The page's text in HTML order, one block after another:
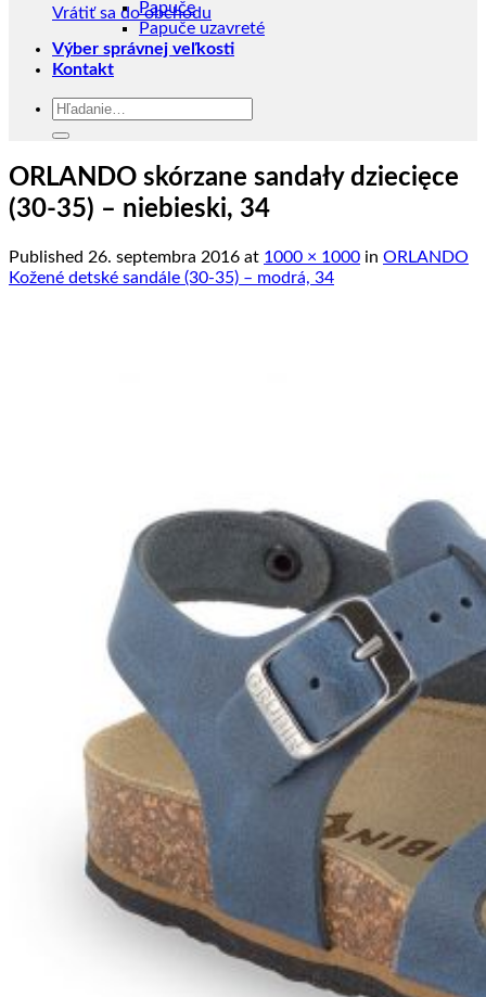
Vrátiť sa do obchodu
Papuče
Papuče uzavreté
Výber správnej veľkosti
Kontakt
Hľadať:
ORLANDO skórzane sandały dziecięce
(30-35) – niebieski, 34
Published 26. septembra 2016 at 1000 × 1000 in ORLANDO
Kožené detské sandále (30-35) – modrá, 34